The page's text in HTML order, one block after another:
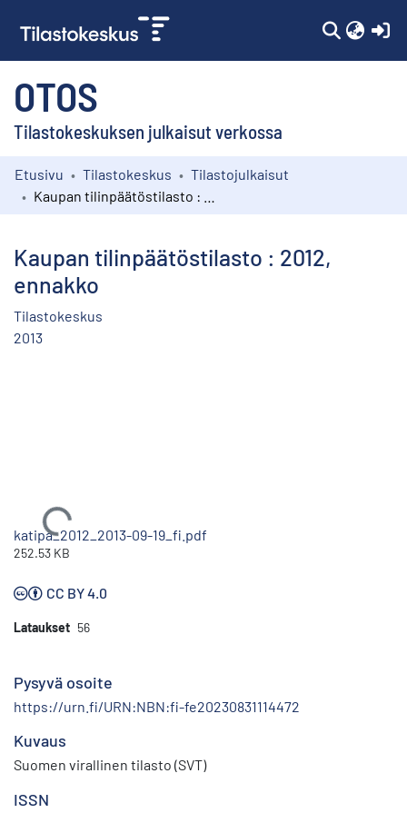
OTOS
Tilastokeskuksen julkaisut verkossa
Kokoelmat
Etusivu Tilastokeskus
Tilastojulkaisut
Kaupan tilinpäätöstilasto : 2012,
ennakko
Tilastokeskus
2013
Ladataan...
katipa_2012_2013-09-19_fi.pdf
252.53 KB
CC BY 4.0
Lataukset 56
Pysyvä osoite
https://urn.fi/URN:NBN:fi-fe20230831114472
Kuvaus
Suomen virallinen tilasto (SVT)
ISSN